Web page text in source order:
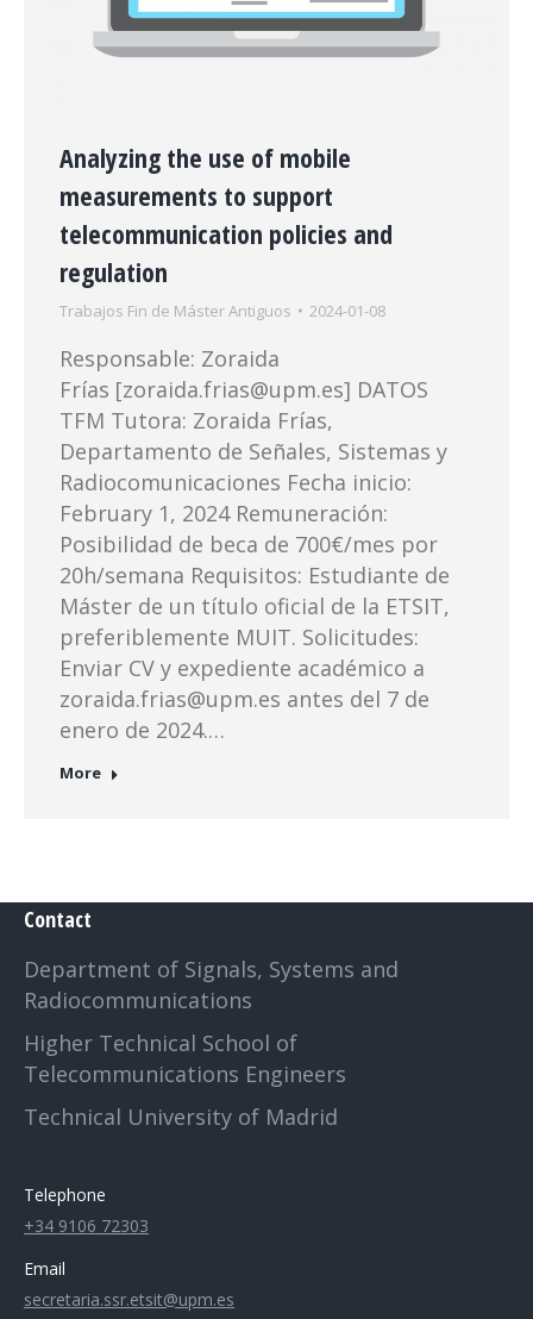
Analyzing the use of mobile
measurements to support
telecommunication policies and
regulation
Trabajos Fin de Máster Antiguos 2024-01-08
Responsable: Zoraida
Frías [zoraida.frias@upm.es] DATOS
TFM Tutora: Zoraida Frías,
Departamento de Señales, Sistemas y
Radiocomunicaciones Fecha inicio:
February 1, 2024 Remuneración:
Posibilidad de beca de 700€/mes por
20h/semana Requisitos: Estudiante de
Máster de un título oficial de la ETSIT,
preferiblemente MUIT. Solicitudes:
Enviar CV y expediente académico a
zoraida.frias@upm.es antes del 7 de
enero de 2024.…
More
Contact
Department of Signals, Systems and
Radiocommunications
Higher Technical School of
Telecommunications Engineers
Technical University of Madrid
Telephone
+34 9106 72303
Email
secretaria.ssr.etsit@upm.es